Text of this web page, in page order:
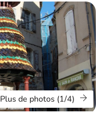
Plus de photos (1/4)